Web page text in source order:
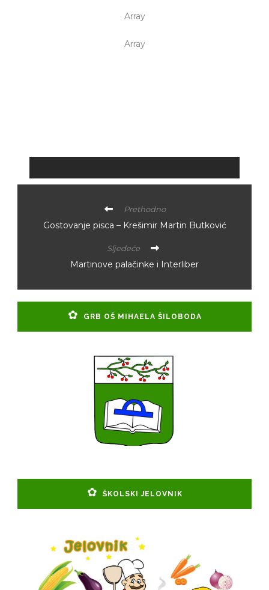
Array
Array
Prethodno
Gostovanje pisca – Krešimir Martin Butković
Sljedeće
Martinove palačinke i Interliber
GRB OŠ MIHAELA ŠILOBODA
ŠKOLSKI JELOVNIK